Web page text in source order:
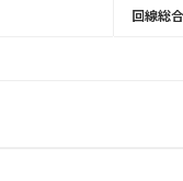
回線総